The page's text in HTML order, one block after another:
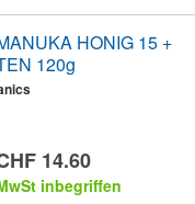
HONIG 15 +
120g
14.60
inbegriffen